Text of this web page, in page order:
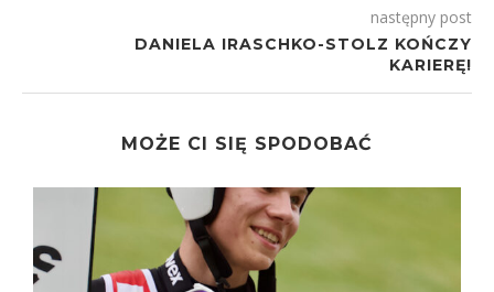
następny post
DANIELA IRASCHKO-STOLZ KOŃCZY
KARIERĘ!
MOŻE CI SIĘ SPODOBAĆ